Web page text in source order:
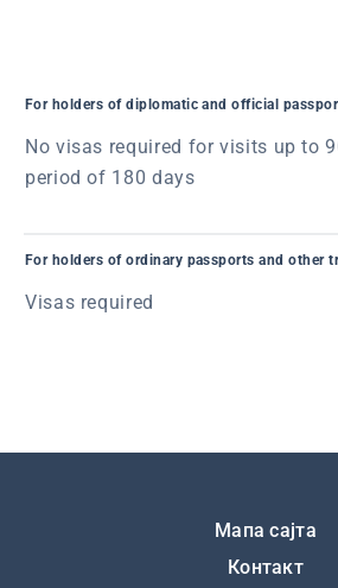
For holders of diplomatic and official
No visas required for visits up to
period of 180 days
For holders of ordinary passports and other
Visas required
Мапа сајта
Контакт